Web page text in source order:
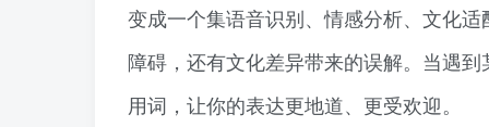
变成一个集语音识别、情感分析、文化
障碍，还有文化差异带来的误解。当遇
用词，让你的表达更地道、更受欢迎。